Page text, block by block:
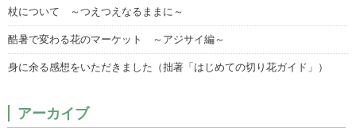
杖について ～つえつえなるままに～
酷暑で変わる花のマーケット ～アジサイ編～
身に余る感想をいただきました（拙著「はじめての切り花ガイド」）
アーカイブ